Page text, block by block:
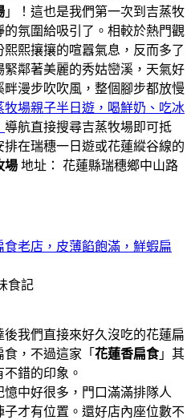
」！這也是我們第一次到吉蒸牧
氛圍給吸引了。相較於熱門觀
熙攘攘的喧囂氣息，反而多了
鄰著美麗的秀姑巒溪，天氣好
漫步吹吹風，整個腳步都放慢
牧場親子半日遊，喝鮮奶、吃冰
導航直接搜尋吉蒸牧場即可抵
在瑞穗一日遊或花蓮縱谷線的
場 地址： 花蓮縣瑞穗鄉中山路
老店，皮薄餡飽滿，鮮蝦扁
食記
我們直接來好久沒吃的花蓮扁
，不過這家「 花蓮香扁食」其
錯的印象。
中好很多，門口滿滿排隊人
才有位置。還好店內座位數不